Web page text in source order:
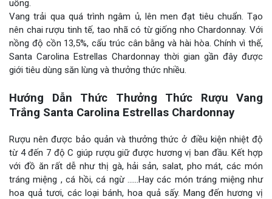
uống.
Vang trải qua quá trình ngâm ủ, lên men đạt tiêu chuẩn. Tạo
nên chai rượu tinh tế, tao nhã có từ giống nho Chardonnay. Với
nồng độ cồn 13,5%, cấu trúc cân bằng và hài hòa. Chính vì thế,
Santa Carolina Estrellas Chardonnay thời gian gần đây được
giới tiêu dùng săn lùng và thưởng thức nhiều.
Hướng Dẫn Thức Thưởng Thức Rượu Vang
Trắng Santa Carolina Estrellas Chardonnay
Rượu nên được bảo quản và thưởng thức ở điều kiện nhiệt độ
từ 4 đến 7 độ C giúp rượu giữ được hương vị ban đầu. Kết hợp
với đồ ăn rất dễ như thị gà, hải sản, salat, pho mát, các món
tráng miệng , cá hồi, cá ngừ ……Hay các món tráng miệng như
hoa quả tươi, các loại bánh, hoa quả sấy. Mang đến hương vị